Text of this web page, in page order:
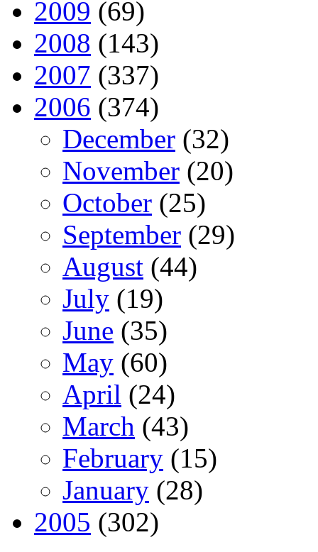
2009 (69)
2008 (143)
2007 (337)
2006 (374)
December (32)
November (20)
October (25)
September (29)
August (44)
July (19)
June (35)
May (60)
April (24)
March (43)
February (15)
January (28)
2005 (302)